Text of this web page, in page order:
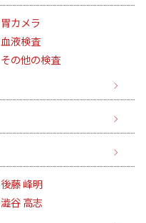
胃カメラ
血液検査
その他の検査
後藤 峰明
澁谷 高志